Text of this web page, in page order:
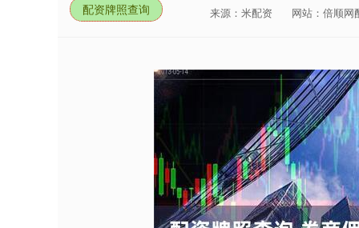
配资牌照查询 来源：米配资 网站：倍顺网